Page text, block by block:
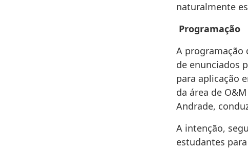
naturalmente
Programação
A programação
de enunciados
para aplicação
da área de
Andrade,
A intenção,
estudantes